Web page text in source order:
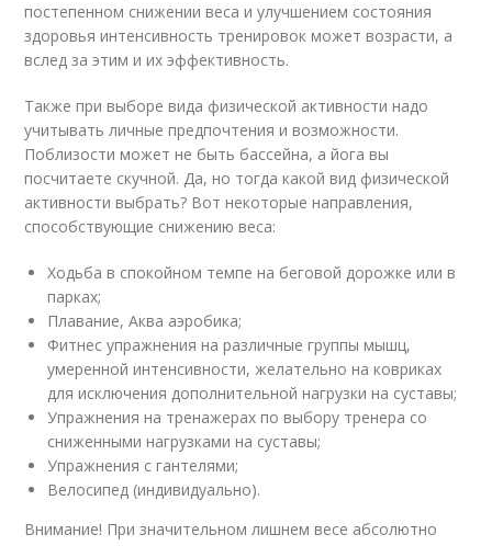
постепенном снижении веса и улучшением состояния
здоровья интенсивность тренировок может возрасти, а
вслед за этим и их эффективность.
Также при выборе вида физической активности надо
учитывать личные предпочтения и возможности.
Поблизости может не быть бассейна, а йога вы
посчитаете скучной. Да, но тогда какой вид физической
активности выбрать? Вот некоторые направления,
способствующие снижению веса:
Ходьба в спокойном темпе на беговой дорожке или в
парках;
Плавание, Аква аэробика;
Фитнес упражнения на различные группы мышц,
умеренной интенсивности, желательно на ковриках
для исключения дополнительной нагрузки на суставы;
Упражнения на тренажерах по выбору тренера со
сниженными нагрузками на суставы;
Упражнения с гантелями;
Велосипед (индивидуально).
Внимание! При значительном лишнем весе абсолютно